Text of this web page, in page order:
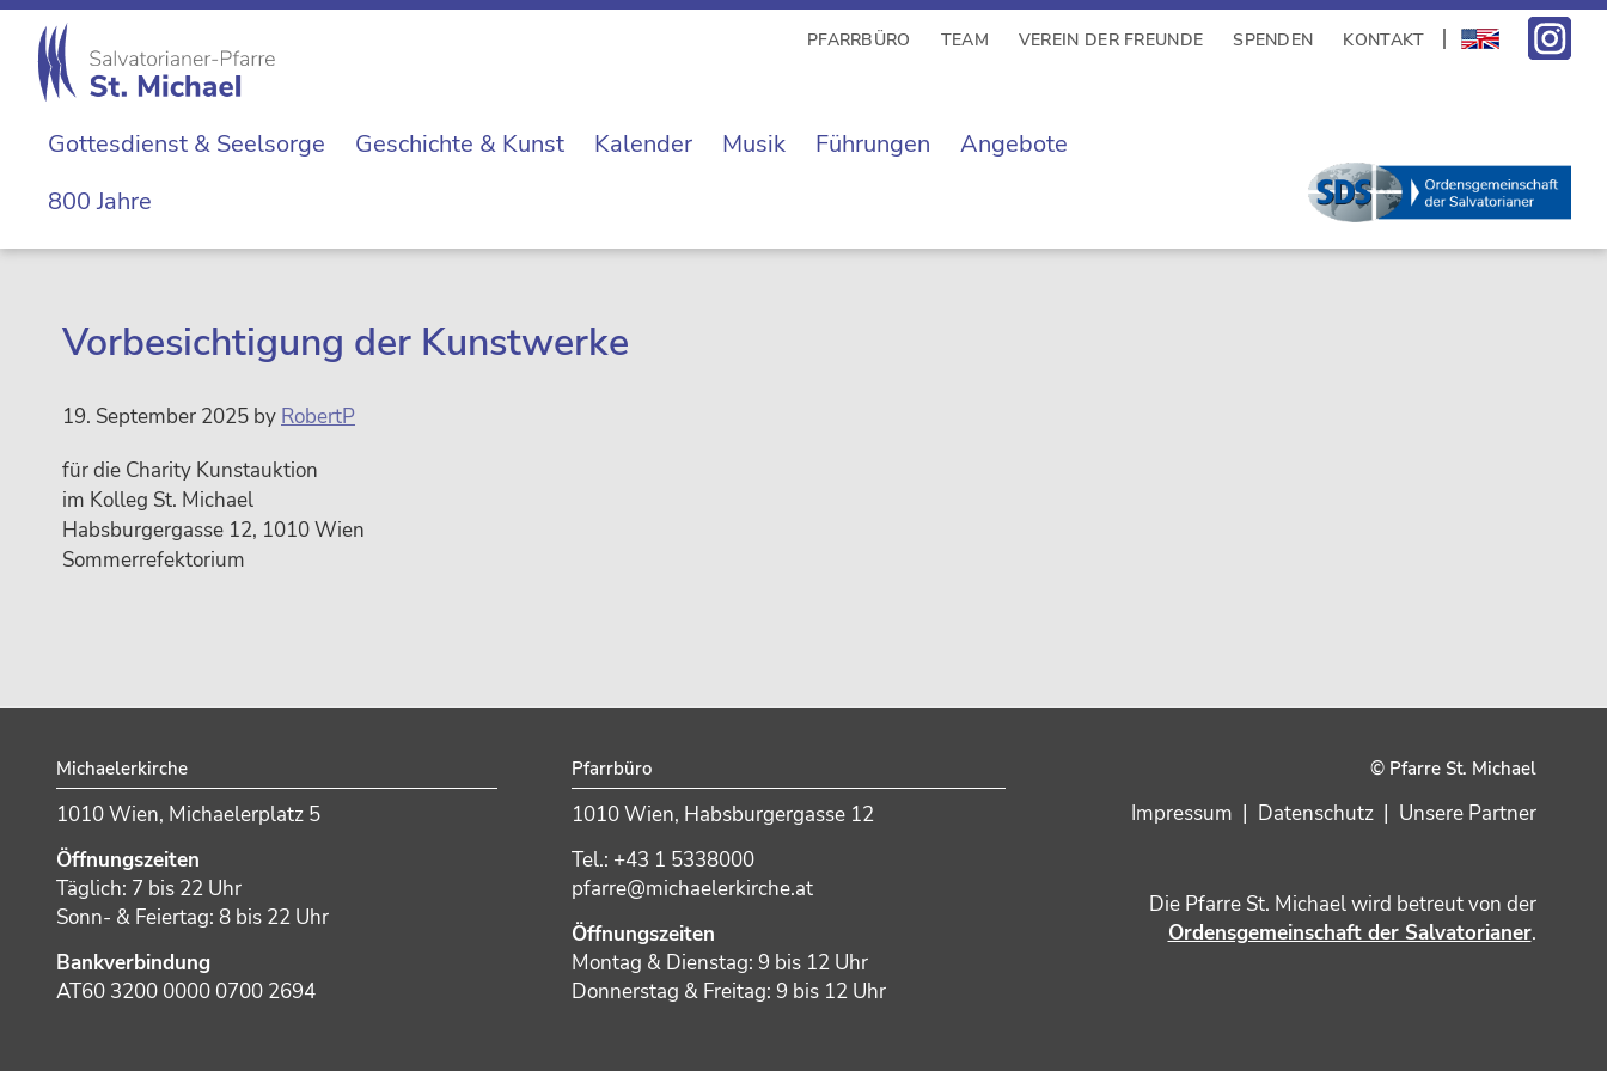
Zur
Hauptnavigation
springen
Skip
main
Zur
Hauptsidebar
springen
Zur
Fußzeile
springen
Michael
Michaelerkirche
im
Zentrum
Wiens
PFARRBÜRO TEAM VEREIN DER FREUNDE SPENDEN KONTAKT
Gottesdienst & Seelsorge Geschichte & Kunst Kalender Musik Führungen
Angebote
800 Jahre
Vorbesichtigung der Kunstwerke
19. September 2025 by RobertP
für die Charity Kunstauktion
im Kolleg St. Michael
Habsburgergasse 12, 1010 Wien
Sommerrefektorium
Michaelerkirche
1010 Wien, Michaelerplatz 5
Öffnungszeiten
Täglich: 7 bis 22 Uhr
Sonn- & Feiertag: 8 bis 22 Uhr
Bankverbindung
AT60 3200 0000 0700 2694
Pfarrbüro
1010 Wien, Habsburgergasse 12
Tel.: +43 1 5338000
pfarre@michaelerkirche.at
Öffnungszeiten
Montag & Dienstag: 9 bis 12 Uhr
Donnerstag & Freitag: 9 bis 12 Uhr
© Pfarre St. Michael
Impressum | Datenschutz| Unsere Partner
Die Pfarre St. Michael wird betreut von der
Ordensgemeinschaft der Salvatorianer.